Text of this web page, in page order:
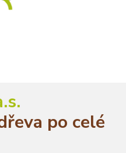
po celé